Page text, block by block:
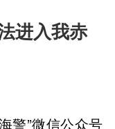
进入我赤
警”微信公众号